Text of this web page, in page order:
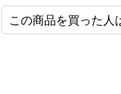
この商品を買った人